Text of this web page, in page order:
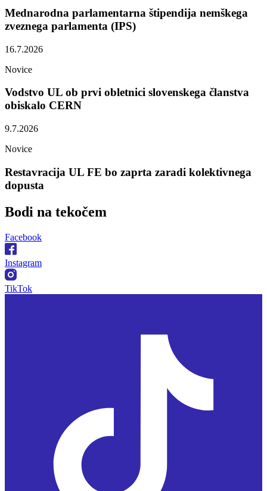
Mednarodna parlamentarna štipendija nemškega
zveznega parlamenta (IPS)
16.7.2026
Novice
Vodstvo UL ob prvi obletnici slovenskega članstva
obiskalo CERN
9.7.2026
Novice
Restavracija UL FE bo zaprta zaradi kolektivnega
dopusta
Bodi na tekočem
Facebook
Instagram
TikTok